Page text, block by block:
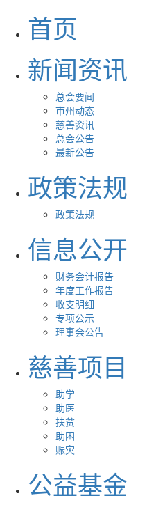
首页
新闻资讯
总会要闻
市州动态
慈善资讯
总会公告
最新公告
政策法规
政策法规
信息公开
财务会计报告
年度工作报告
收支明细
专项公示
理事会公告
慈善项目
助学
助医
扶贫
助困
赈灾
公益基金